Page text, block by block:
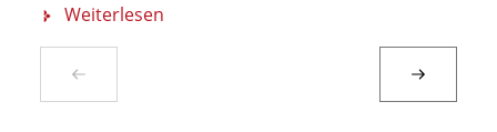
Weiterlesen